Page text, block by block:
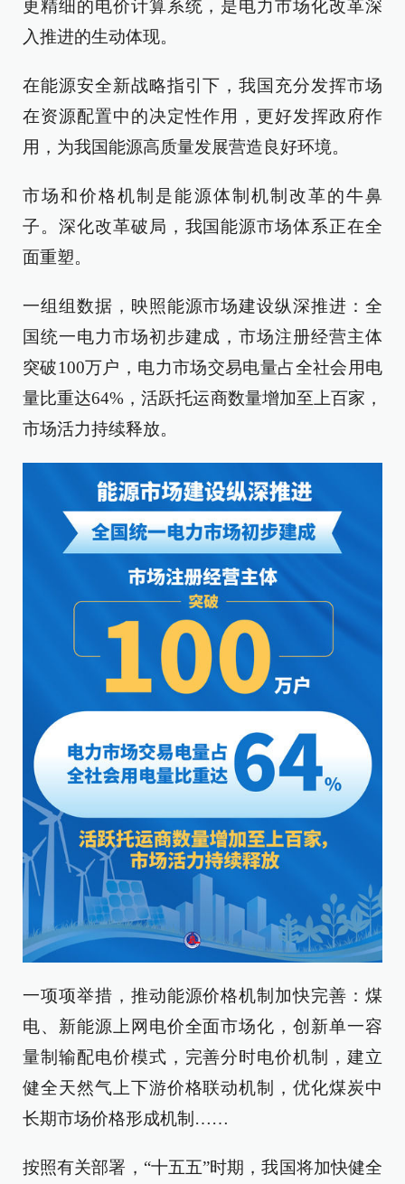
更精细的电价计算系统，是电力市场化改革深
入推进的生动体现。
在能源安全新战略指引下，我国充分发挥市场
在资源配置中的决定性作用，更好发挥政府作
用，为我国能源高质量发展营造良好环境。
市场和价格机制是能源体制机制改革的牛鼻
子。深化改革破局，我国能源市场体系正在全
面重塑。
一组组数据，映照能源市场建设纵深推进：全
国统一电力市场初步建成，市场注册经营主体
突破100万户，电力市场交易电量占全社会用电
量比重达64%，活跃托运商数量增加至上百家，
市场活力持续释放。
一项项举措，推动能源价格机制加快完善：煤
电、新能源上网电价全面市场化，创新单一容
量制输配电价模式，完善分时电价机制，建立
健全天然气上下游价格联动机制，优化煤炭中
长期市场价格形成机制……
按照有关部署，“十五五”时期，我国将加快健全